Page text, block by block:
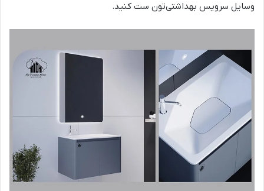
وسایل سرویس بهداشتی‌تون ست کنید.